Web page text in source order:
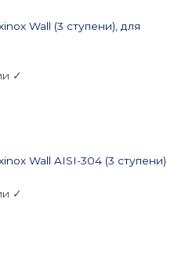
Wall (3 ступени), для
✓
Wall AISI-304 (3 ступени)
✓